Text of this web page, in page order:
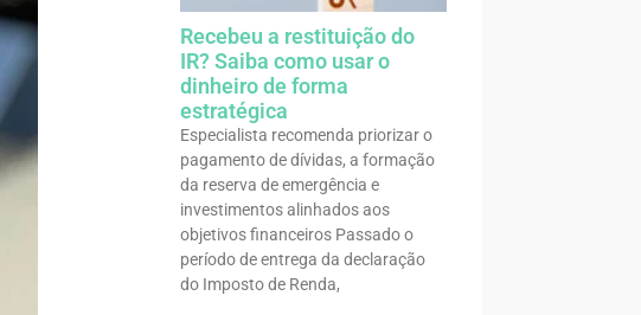
Recebeu a restituição do
IR? Saiba como usar o
dinheiro de forma
estratégica
Especialista recomenda priorizar o
pagamento de dívidas, a formação
da reserva de emergência e
investimentos alinhados aos
objetivos financeiros Passado o
período de entrega da declaração
do Imposto de Renda,